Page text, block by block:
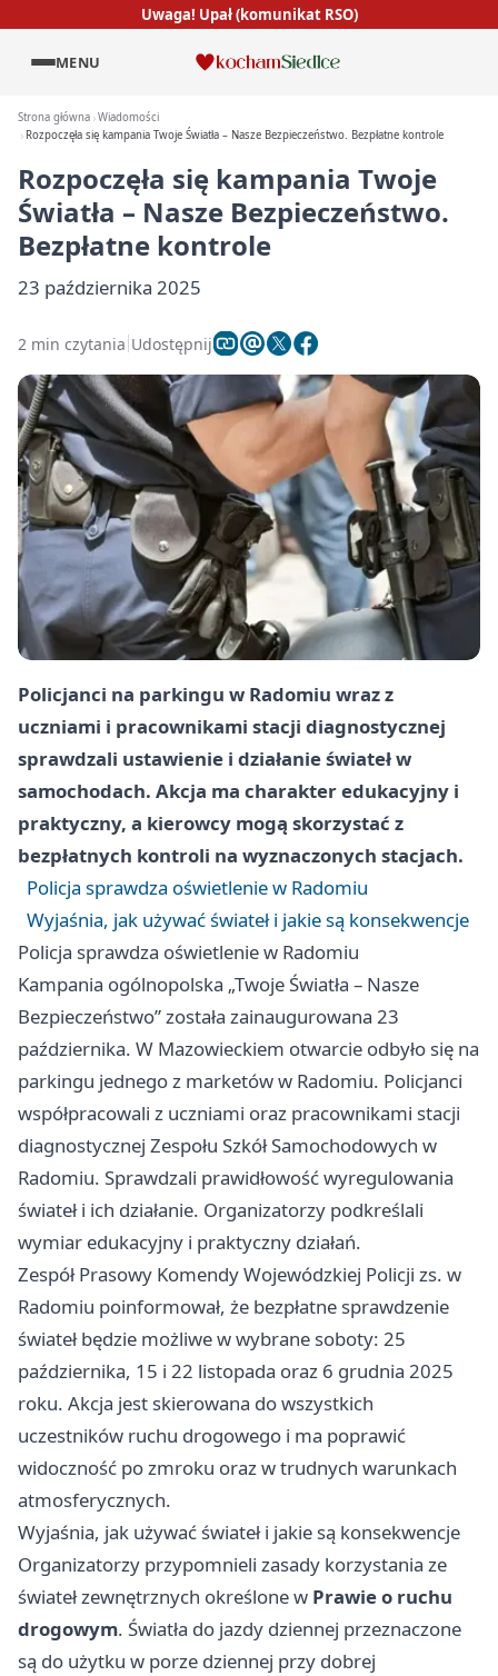
Uwaga! Upał (komunikat RSO)
MENU
Strona główna Wiadomości
Rozpoczęła się kampania Twoje Światła – Nasze Bezpieczeństwo. Bezpłatne kontrole
Rozpoczęła się kampania Twoje
Światła – Nasze Bezpieczeństwo.
Bezpłatne kontrole
23 października 2025
2 min czytania Udostępnij
Policjanci na parkingu w Radomiu wraz z
uczniami i pracownikami stacji diagnostycznej
sprawdzali ustawienie i działanie świateł w
samochodach. Akcja ma charakter edukacyjny i
praktyczny, a kierowcy mogą skorzystać z
bezpłatnych kontroli na wyznaczonych stacjach.
Policja sprawdza oświetlenie w Radomiu
Wyjaśnia, jak używać świateł i jakie są konsekwencje
Policja sprawdza oświetlenie w Radomiu
Kampania ogólnopolska „Twoje Światła – Nasze
Bezpieczeństwo” została zainaugurowana 23
października. W Mazowieckiem otwarcie odbyło się na
parkingu jednego z marketów w Radomiu. Policjanci
współpracowali z uczniami oraz pracownikami stacji
diagnostycznej Zespołu Szkół Samochodowych w
Radomiu. Sprawdzali prawidłowość wyregulowania
świateł i ich działanie. Organizatorzy podkreślali
wymiar edukacyjny i praktyczny działań.
Zespół Prasowy Komendy Wojewódzkiej Policji zs. w
Radomiu poinformował, że bezpłatne sprawdzenie
świateł będzie możliwe w wybrane soboty: 25
października, 15 i 22 listopada oraz 6 grudnia 2025
roku. Akcja jest skierowana do wszystkich
uczestników ruchu drogowego i ma poprawić
widoczność po zmroku oraz w trudnych warunkach
atmosferycznych.
Wyjaśnia, jak używać świateł i jakie są konsekwencje
Organizatorzy przypomnieli zasady korzystania ze
świateł zewnętrznych określone w Prawie o ruchu
drogowym. Światła do jazdy dziennej przeznaczone
są do użytku w porze dziennej przy dobrej